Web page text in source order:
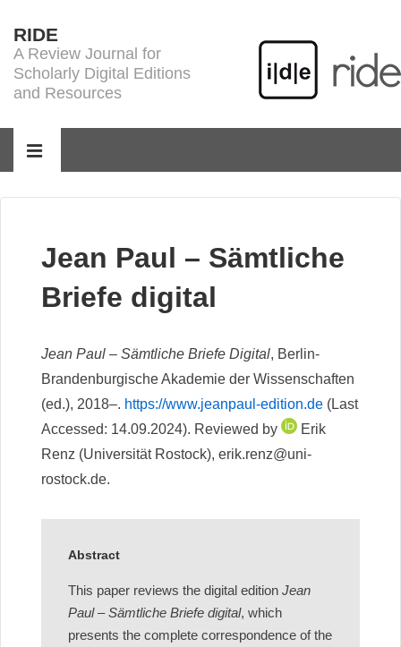
Skip
Main
RIDE
A Review Journal for
Scholarly Digital Editions
and Resources
MENU
Jean Paul – Sämtliche
Briefe digital
Jean Paul – Sämtliche Briefe Digital, Berlin-
Brandenburgische Akademie der Wissenschaften
(ed.), 2018–. https://www.jeanpaul-edition.de (Last
Accessed: 14.09.2024). Reviewed by
Erik
Renz (Universität Rostock), erik.renz@uni-
rostock.de.
Abstract
This paper reviews the digital editionJean
Paul – Sämtliche Briefe digital, which
presents the complete correspondence of the